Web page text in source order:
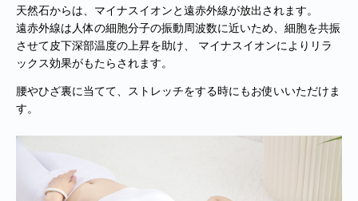
天然石からは、マイナスイオンと遠赤外線が放出されます。
遠赤外線は人体の細胞分子の振動周波数に近いため、細胞を共振
させて皮下深部温度の上昇を助け、 マイナスイオンによりリラ
ックス効果がもたらされます。
腰やひざ裏に当てて、ストレッチをする時にもお使いいただけま
す。
**年末年始休業日のお知らせ**
誠に勝手ではございますが、2024
年12月31日～2025年1月5日まで休業させていただきます。年内出